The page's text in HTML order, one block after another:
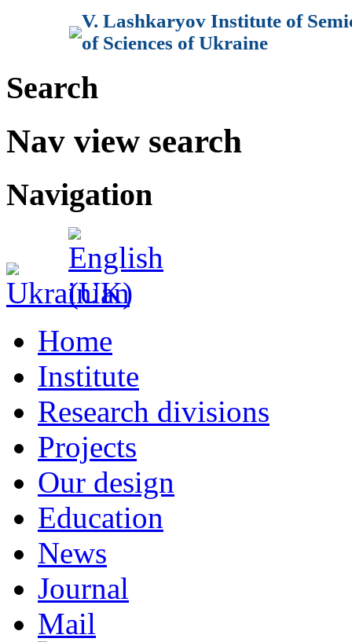
V. Lashkaryov Institute of
of Sciences of Ukraine
Search
Nav view search
Navigation
Home
Institute
Research divisions
Projects
Our design
Education
News
Journal
Mail